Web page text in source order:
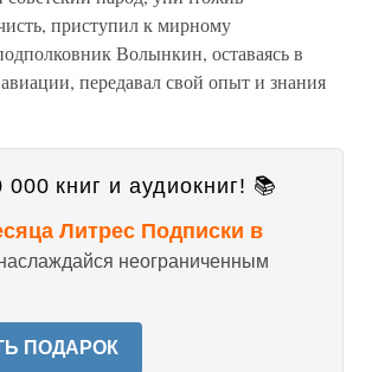
приступил к мирному
Волынкин, оставаясь в
передавал свой опыт и знания
книг и аудиокниг! 📚
Литрес Подписки в
неограниченным
ПОДАРОК